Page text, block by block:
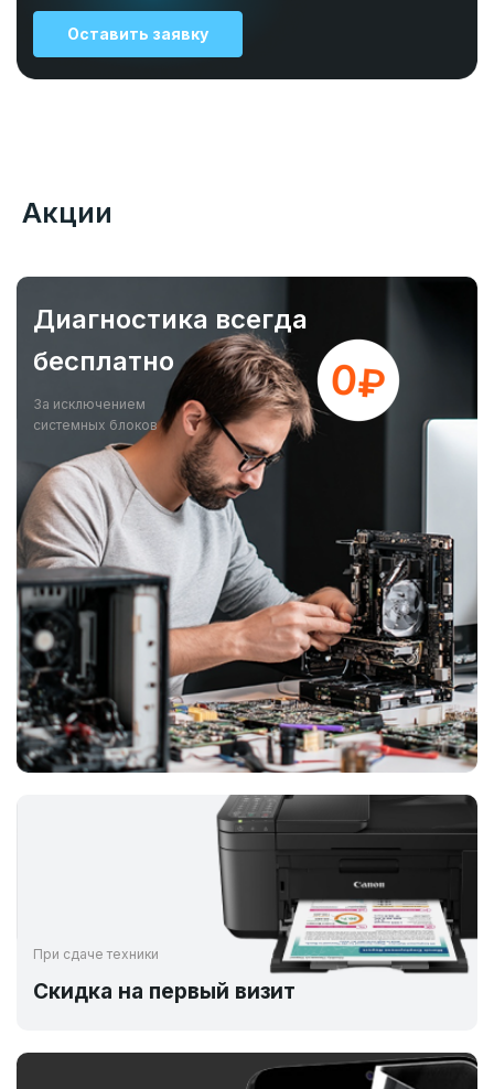
Оставить заявку
Акции
Диагностика всегда
бесплатно
За исключением
системных блоков
При сдаче техники
Скидка на первый визит